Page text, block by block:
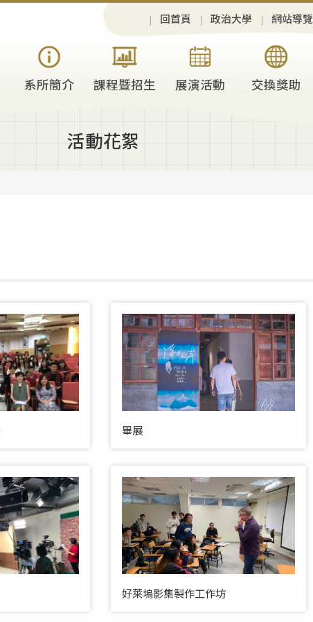
回首頁 政治大學 網站導覽
系所簡介 課程暨招生 展演活動 交換獎助
活動花絮
畢展
好萊塢影集製作工作坊